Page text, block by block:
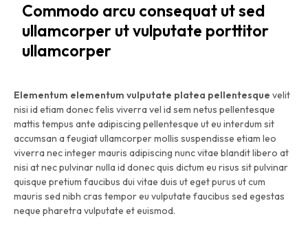
Commodo arcu consequat ut sed
ullamcorper ut vulputate porttitor
ullamcorper
Elementum elementum vulputate platea pellentesque velit
nisi id etiam donec felis viverra vel id sem netus pellentesque
mattis tempus ante adipiscing pellentesque ut eu interdum sit
accumsan a feugiat ullamcorper mollis suspendisse etiam leo
viverra nec integer mauris adipiscing nunc vitae blandit libero at
nisi at nec pulvinar nulla id donec quis dictum eu risus sit pulvinar
quisque pretium faucibus dui vitae duis ut eget purus ut cum
mauris sed nibh cras tempor eu vulputate faucibus sed egestas
neque pharetra vulputate et euismod.